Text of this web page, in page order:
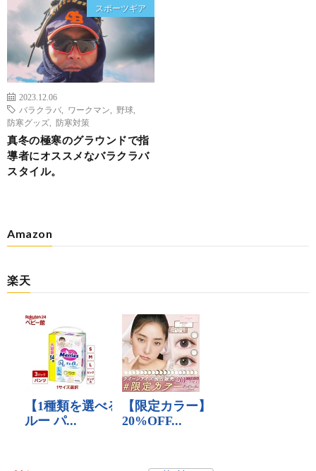
スポーツギア
2023.12.06
バラクラバ
ワークマン 野球
防寒グッズ
防寒対策
真冬の極寒のグラウンドで指
導者にオススメなバラクラバ
スタイル。
Amazon
楽天